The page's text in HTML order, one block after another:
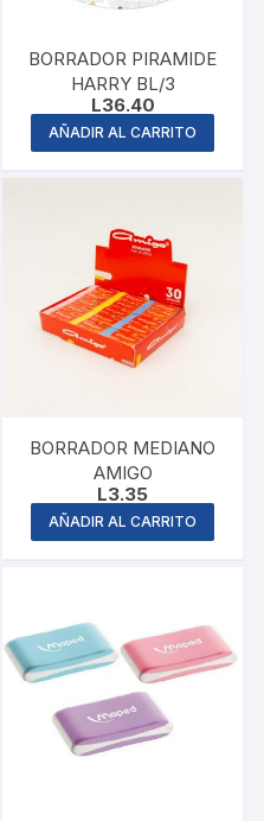
BORRADOR PIRAMIDE
HARRY BL/3
L36.40
AÑADIR AL CARRITO
BORRADOR MEDIANO
AMIGO
L3.35
AÑADIR AL CARRITO